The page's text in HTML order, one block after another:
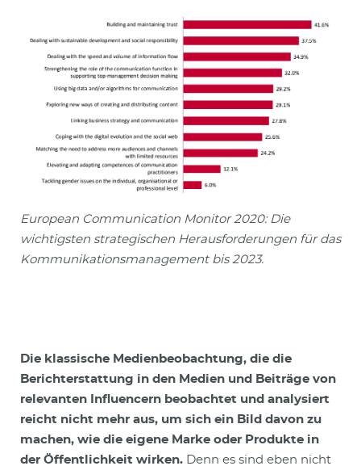
European Communication Monitor 2020: Die
wichtigsten strategischen Herausforderungen für das
Kommunikationsmanagement bis 2023.
Die klassische Medienbeobachtung, die die
Berichterstattung in den Medien und Beiträge von
relevanten Influencern beobachtet und analysiert
reicht nicht mehr aus, um sich ein Bild davon zu
machen, wie die eigene Marke oder Produkte in
der Öffentlichkeit wirken. Denn es sind eben nicht